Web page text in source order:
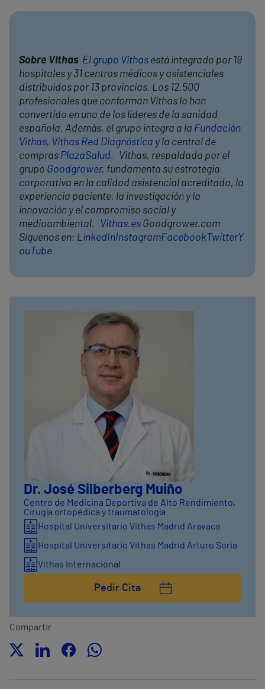
Sobre Vithas El grupo Vithas está integrado por 19
hospitales y 31 centros médicos y asistenciales
distribuidos por 13 provincias. Los 12.500
profesionales que conforman Vithas lo han
convertido en uno de los líderes de la sanidad
española. Además, el grupo integra a la Fundación
Vithas, Vithas Red Diagnóstica y la central de
compras PlazaSalud. Vithas, respaldada por el
grupo Goodgrower, fundamenta su estrategia
corporativa en la calidad asistencial acreditada, la
experiencia paciente, la investigación y la
innovación y el compromiso social y
medioambiental.
Vithas.es Goodgrower.com
Síguenos en: LinkedInInstagramFacebook TwitterY
ouTube
Dr. José Silberberg Muiño
Centro de Medicina Deportiva de Alto Rendimiento,
Cirugía ortopédica y traumatología
Hospital Universitario Vithas Madrid Aravaca
Hospital Universitario Vithas Madrid Arturo Soria
Vithas Internacional
Pedir Cita
Compartir